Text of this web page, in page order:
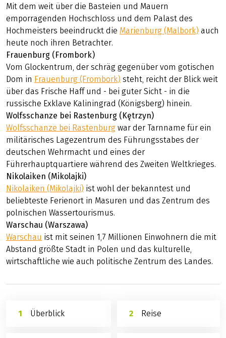
Mit dem weit über die Basteien und Mauern
emporragenden Hochschloss und dem Palast des
Hochmeisters beeindruckt die Marienburg (Malbork) auch
heute noch ihren Betrachter.
Frauenburg (Frombork)
Vom Glockentrum, der schräg gegenüber vom gotischen
Dom in Frauenburg (Frombork) steht, reicht der Blick weit
über das Frische Haff und - bei guter Sicht - in die
russische Exklave Kaliningrad (Königsberg) hinein.
Wolfsschanze bei Rastenburg (Kętrzyn)
Wolfsschanze bei Rastenburg war der Tarnname für ein
militärisches Lagezentrum des Führungsstabes der
deutschen Wehrmacht und eines der
Führerhauptquartiere während des Zweiten Weltkrieges.
Nikolaiken (Mikolajki)
Nikolaiken (Mikolajki) ist wohl der bekanntest und
beliebteste Ferienort in Masuren und das Zentrum des
polnischen Wassertourismus.
Warschau (Warszawa)
Warschau ist mit seinen 1,7 Millionen Einwohnern die mit
Abstand größte Stadt in Polen und das kulturelle,
wirtschaftliche wie auch politische Zentrum des Landes.
Überblick Reise